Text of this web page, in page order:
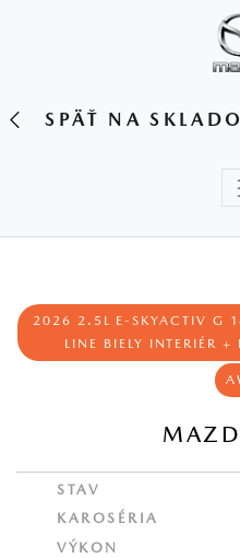
SPÄŤ NA
2026 2.5L E‑SKYACTIV G
LINE BIELY INTERIÉR
STAV
KAROSÉRIA
VÝKON